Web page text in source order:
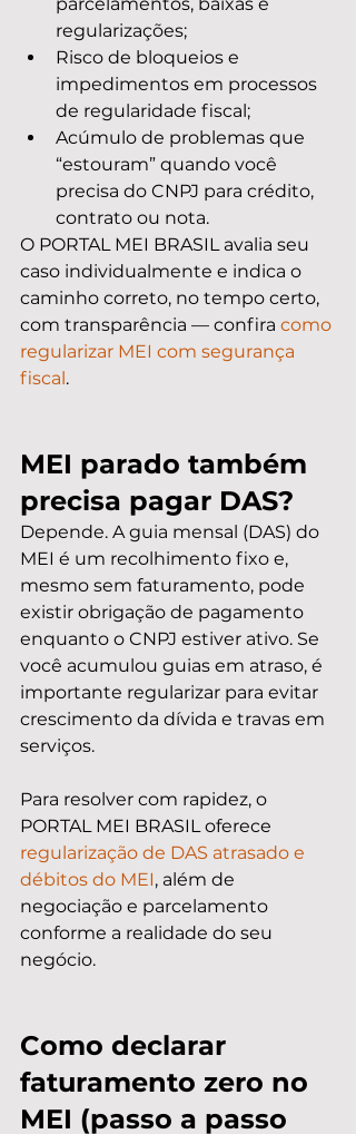
regularizações;
Risco de bloqueios e
impedimentos em processos
de regularidade fiscal;
Acúmulo de problemas que
“estouram” quando você
precisa do CNPJ para crédito,
contrato ou nota.
O PORTAL MEI BRASIL avalia seu
caso individualmente e indica o
caminho correto, no tempo certo,
com transparência — confira como
regularizar MEI com segurança
fiscal.
MEI parado também
precisa pagar DAS?
Depende. A guia mensal (DAS) do
MEI é um recolhimento fixo e,
mesmo sem faturamento, pode
existir obrigação de pagamento
enquanto o CNPJ estiver ativo. Se
você acumulou guias em atraso, é
importante regularizar para evitar
crescimento da dívida e travas em
serviços.
Para resolver com rapidez, o
PORTAL MEI BRASIL oferece
regularização de DAS atrasado e
débitos do MEI, além de
negociação e parcelamento
conforme a realidade do seu
negócio.
Como declarar
faturamento zero no
MEI (passo a passo